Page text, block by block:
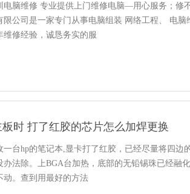
电脑维修 专业提供上门维修电脑—用心服务；修
限公司是一家专门从事电脑组装 网络工程、 电脑
维修经验，诚恳务实的服
时 打了红胶的芯片怎么加焊更换
一台hp的笔记本,显卡打了红胶，已经尽量将四边
办法除。上BGA台加热，底部的无铅锡珠已经融
动。查到用最好的方法